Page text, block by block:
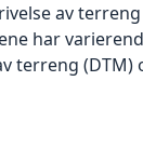
av
har
terreng (DTM)